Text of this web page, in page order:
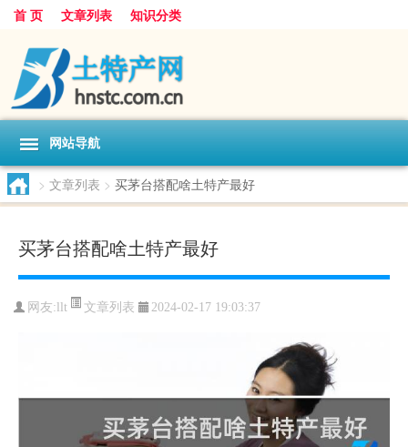
首 页 文章列表 知识分类
网站导航
> 文章列表 > 买茅台搭配啥土特产最好
买茅台搭配啥土特产最好
网友:llt 文章列表 2024-02-17 19:03:37